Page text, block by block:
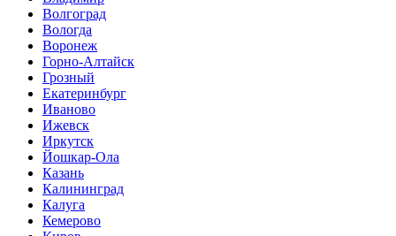
Волгоград
Вологда
Воронеж
Горно-Алтайск
Грозный
Екатеринбург
Иваново
Ижевск
Иркутск
Йошкар-Ола
Казань
Калининград
Калуга
Кемерово